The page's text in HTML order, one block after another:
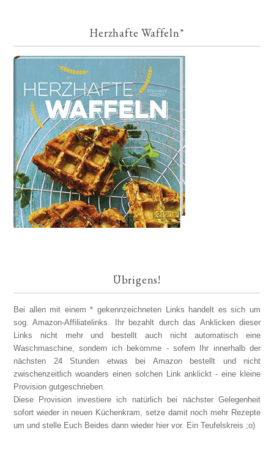
Herzhafte Waffeln*
Übrigens!
Bei allen mit einem * gekennzeichneten Links handelt es sich um
sog. Amazon-Affiliatelinks. Ihr bezahlt durch das Anklicken dieser
Links nicht mehr und bestellt auch nicht automatisch eine
Waschmaschine, sondern ich bekomme - sofern Ihr innerhalb der
nächsten 24 Stunden etwas bei Amazon bestellt und nicht
zwischenzeitlich woanders einen solchen Link anklickt - eine kleine
Provision gutgeschrieben.
Diese Provision investiere ich natürlich bei nächster Gelegenheit
sofort wieder in neuen Küchenkram, setze damit noch mehr Rezepte
um und stelle Euch Beides dann wieder hier vor. Ein Teufelskreis ;o)